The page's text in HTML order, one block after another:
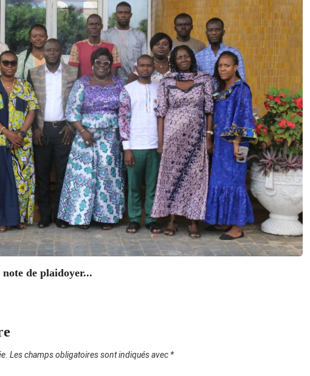
de plaidoyer...
Les champs obligatoires sont indiqués avec *